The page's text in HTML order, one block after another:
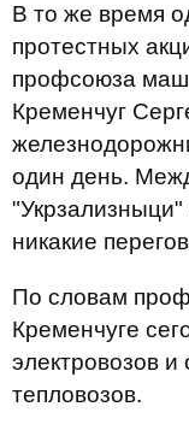
В то же время
протестных
профсоюза
Кременчуг
один день.
"Укрзализныци"
никакие
По словам
Кременчуге
электровозов
тепловозов.